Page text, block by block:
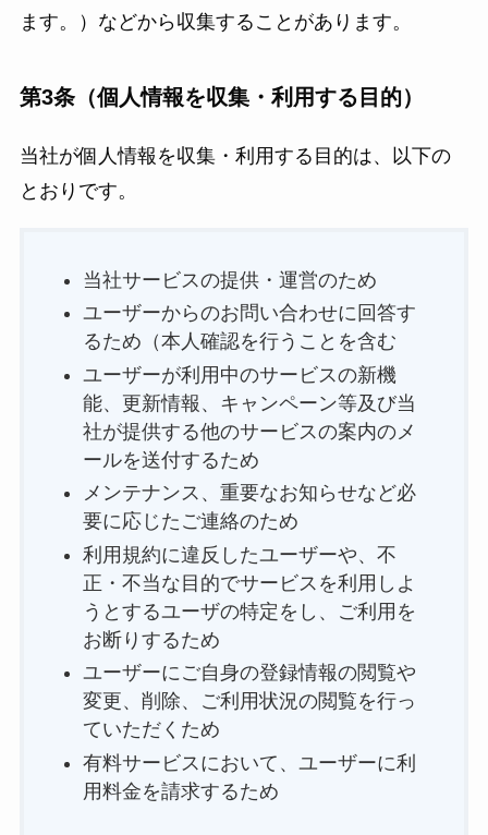
ます。）などから収集することがあります。
第3条（個人情報を収集・利用する目的）
当社が個人情報を収集・利用する目的は、以下の
とおりです。
当社サービスの提供・運営のため
ユーザーからのお問い合わせに回答す
るため（本人確認を行うことを含む
ユーザーが利用中のサービスの新機
能、更新情報、キャンペーン等及び当
社が提供する他のサービスの案内のメ
ールを送付するため
メンテナンス、重要なお知らせなど必
要に応じたご連絡のため
利用規約に違反したユーザーや、不
正・不当な目的でサービスを利用しよ
うとするユーザの特定をし、ご利用を
お断りするため
ユーザーにご自身の登録情報の閲覧や
変更、削除、ご利用状況の閲覧を行っ
ていただくため
有料サービスにおいて、ユーザーに利
用料金を請求するため